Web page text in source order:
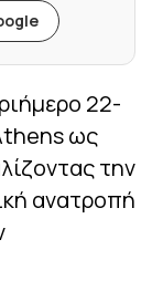
22-
ως
την
ανατροπή